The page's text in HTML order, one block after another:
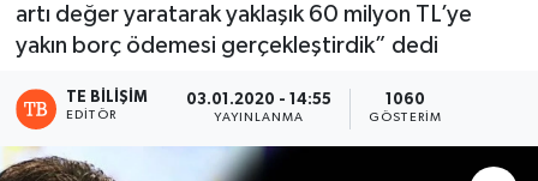
artı değer yaratarak yaklaşık 60 milyon TL’ye
yakın borç ödemesi gerçekleştirdik” dedi
TE BILIŞIM
EDITÖR
03.01.2020 - 14:55
YAYINLANMA
1060
GÖSTERIM